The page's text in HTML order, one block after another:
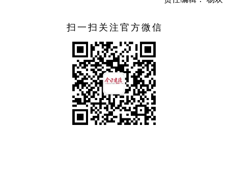
扫一扫关注官方微信